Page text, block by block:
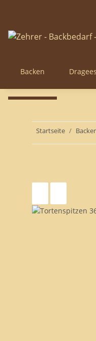
Backen Dragees
Startseite